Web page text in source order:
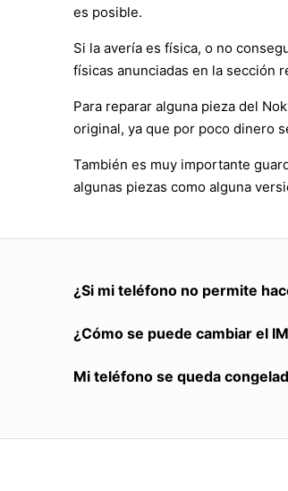
es posible.
Si la avería es física, o no
físicas anunciadas en la sección
Para reparar alguna pieza del
original, ya que por poco dinero
También es muy importante
algunas piezas como alguna
¿Si mi teléfono no permite
¿Cómo se puede cambiar el
Mi teléfono se queda